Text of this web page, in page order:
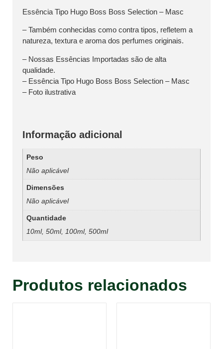
Essência Tipo Hugo Boss Boss Selection – Masc
– Também conhecidas como contra tipos, refletem a
natureza, textura e aroma dos perfumes originais.
– Nossas Essências Importadas são de alta
qualidade.
– Essência Tipo Hugo Boss Boss Selection – Masc
– Foto ilustrativa
Informação adicional
Peso
Não aplicável
Dimensões
Não aplicável
Quantidade
10ml, 50ml, 100ml, 500ml
Produtos relacionados